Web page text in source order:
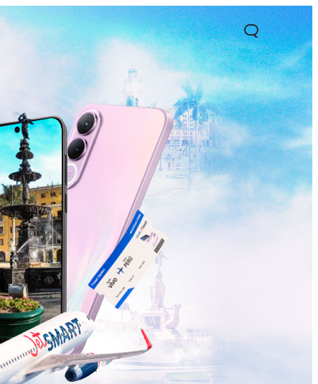
5G nuevo Y05